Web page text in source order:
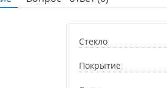
Стекло
Покрытие